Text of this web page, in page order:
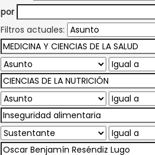
por
Filtros actuales: